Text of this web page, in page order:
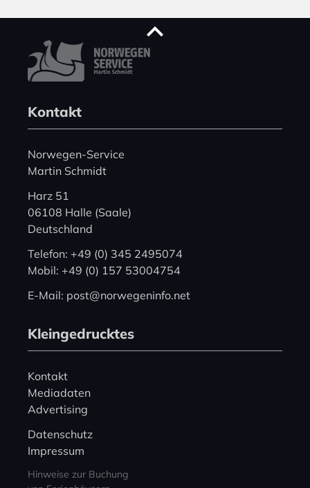
Kontakt
Norwegen-Service
Martin Schmidt
Harz 51
06108 Halle (Saale)
Deutschland
Telefon: +49 (0) 345 2495074
Mobil: +49 (0) 157 53004754
E-Mail: post@norwegeninfo.net
Kleingedrucktes
Kontakt
Mediadaten
Advertising
Datenschutz
Impressum
Hinweise zur Buchung